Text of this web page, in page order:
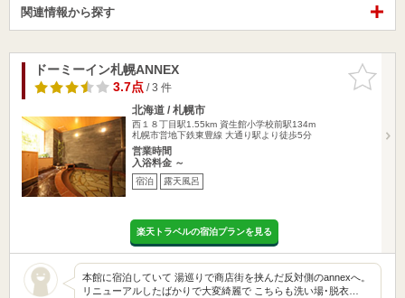
関連情報から探す
お気に入
りに追加
ドーミーイン札幌ANNEX
3.7点/ 3 件
北海道 / 札幌市
西１８丁目駅1.55km 資生館小学校前駅134m
札幌市営地下鉄東豊線 大通り駅より徒歩5分
営業時間
入浴料金 ～
宿泊 露天風呂
楽天トラベルの宿泊プランを見る
本館に宿泊していて 湯巡りで商店街を挟んだ反対側のannexへ。
リニューアルしたばかりで大変綺麗で こちらも洗い場･脱衣…